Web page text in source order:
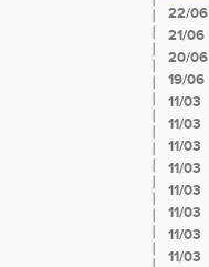
22/06
21/06
20/06
19/06
11/03
11/03
11/03
11/03
11/03
11/03
11/03
11/03